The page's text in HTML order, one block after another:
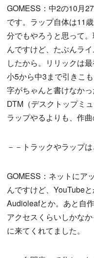
GOMESS：中2の10月
です。ラップ自体は11
分でもやろうと思って
んですけど、たぶんラ
したから。リリックは
小5から中3まで引きこ
字がちゃんと書けなか
DTM（デスクトップミ
ラップやるよりも、作曲
－－トラックやラップ
GOMESS：ネットにア
んですけど、YouTube
Audioleafとか。あと自
アクセスくらいしかな
に来てくれてました。